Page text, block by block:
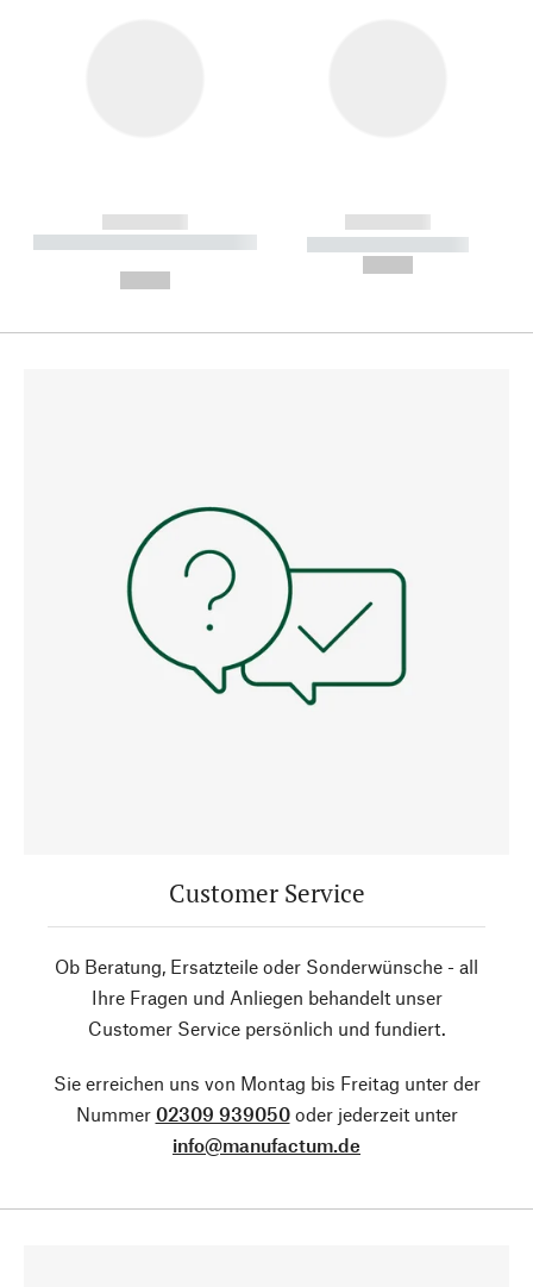
------------
----------- ----------- --------
------------
----------- -----------
Customer Service
Ob Beratung, Ersatzteile oder Sonderwünsche - all
Ihre Fragen und Anliegen behandelt unser
Customer Service persönlich und fundiert.
Sie erreichen uns von Montag bis Freitag unter der
Nummer 02309 939050oder jederzeit unter
info@manufactum.de